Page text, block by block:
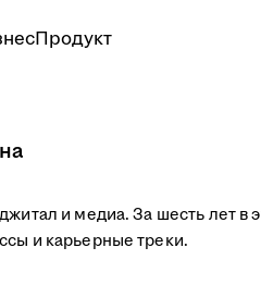
Продукт
и медиа. За шесть лет в
и карьерные треки.